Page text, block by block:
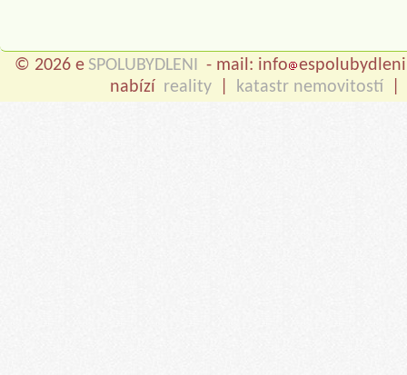
© 2026 e SPOLUBYDLENI - mail: info
nabízí reality katastr nemovitostí